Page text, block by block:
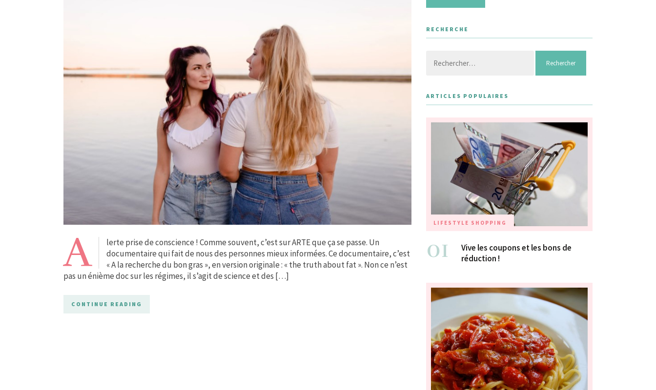
A
lerte prise de conscience ! Comme souvent, c’est sur ARTE que ça se passe. Un
documentaire qui fait de nous des personnes mieux informées. Ce documentaire, c’est
« A la recherche du bon gras », en version originale : « the truth about fat ». Non ce n’est
pas un énième doc sur les régimes, il s’agit de science et des […]
CONTINUE READING
RECHERCHE
ARTICLES POPULAIRES
LIFESTYLE SHOPPING
01
Vive les coupons et les bons de
réduction !